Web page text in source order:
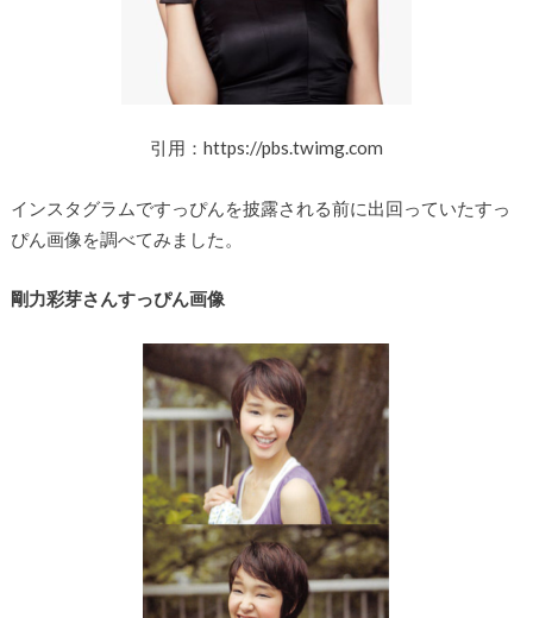
引用：https://pbs.twimg.com
インスタグラムですっぴんを披露される前に出回っていたすっ
ぴん画像を調べてみました。
剛力彩芽さんすっぴん画像